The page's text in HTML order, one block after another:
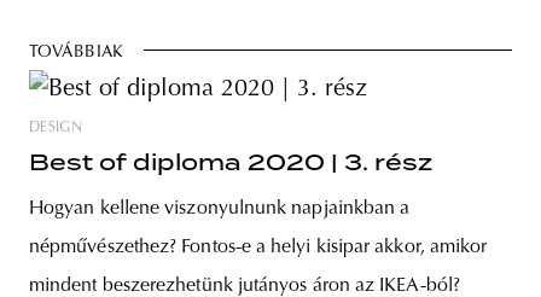
TOVÁBBIAK
DESIGN
Best of diploma 2020 | 3. rész
Hogyan kellene viszonyulnunk napjainkban a
népművészethez? Fontos-e a helyi kisipar akkor, amikor
mindent beszerezhetünk jutányos áron az IKEA-ból?